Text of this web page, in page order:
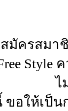
สมัครสม
Style
ไ
ขอให้เป็